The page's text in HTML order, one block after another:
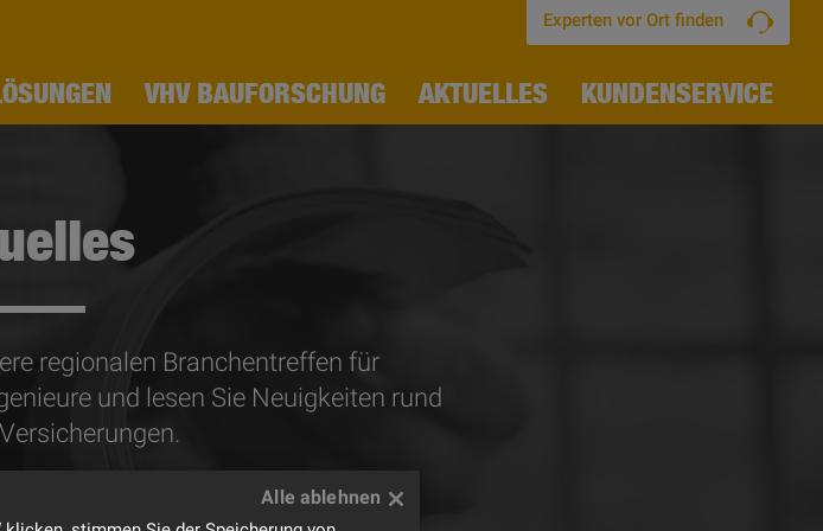
VHV BAUFORSCHUNG AKTUELLES KUNDENSERVICE
Experten vor Ort finden
regionalen Branchentreffen für
und lesen Sie Neuigkeiten rund